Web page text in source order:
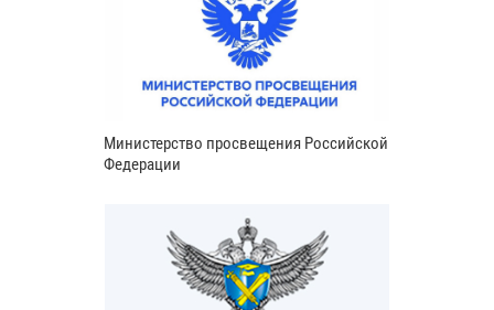
Министерство просвещения Российской
Федерации